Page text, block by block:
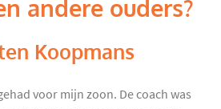
andere ouders?
Koopmans
voor mijn zoon. De coach was